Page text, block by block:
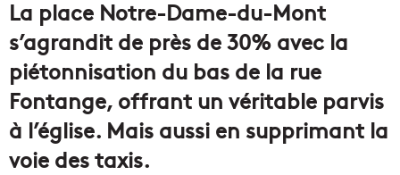
La place Notre-Dame-du-Mont
s’agrandit de près de 30% avec la
piétonnisation du bas de la rue
Fontange, offrant un véritable parvis
à l’église. Mais aussi en supprimant la
voie des taxis.